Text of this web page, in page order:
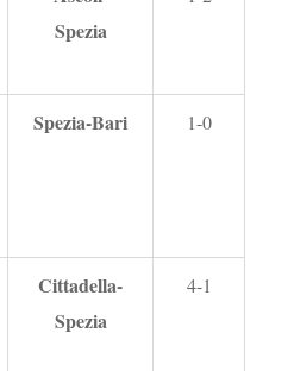
Spezia
Spezia-Bari 1-0
Cittadella-
Spezia
4-1